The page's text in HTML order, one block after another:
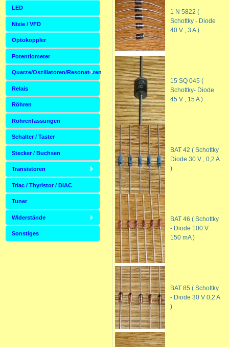
1 N 5822 (
Schottky - Diode
40 V , 3 A )
15 SQ 045 (
Schottky- Diode
45 V , 15 A )
BAT 42 ( Schottky
Diode 30 V , 0,2 A
)
BAT 46 ( Schottky
- Diode 100 V
150 mA )
BAT 85 ( Schottky
- Diode 30 V 0,2 A
)
LED
Nixie / VFD
Optokoppler
Potentiometer
Quarze/Oszillatoren/Resonatoren
Relais
Röhren
Röhrenfassungen
Schalter / Taster
Stecker / Buchsen
Transistoren
Triac / Thyristor / DIAC
Tuner
Widerstände
Sonstiges